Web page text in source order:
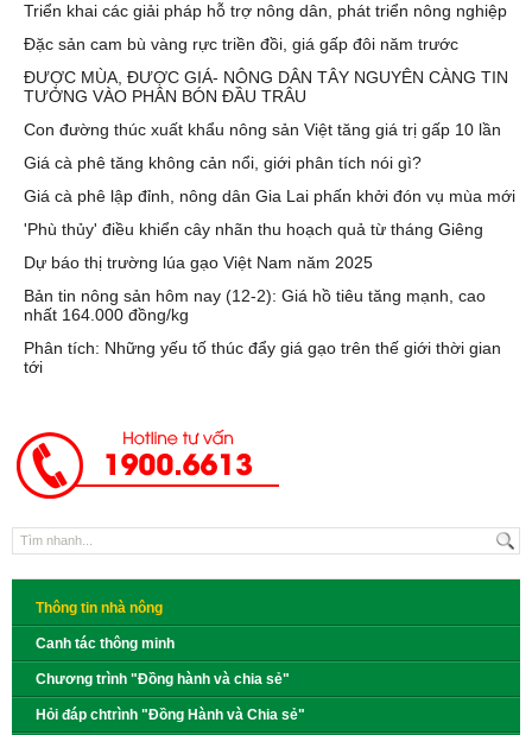
Triển khai các giải pháp hỗ trợ nông dân, phát triển nông nghiệp
Đặc sản cam bù vàng rực triền đồi, giá gấp đôi năm trước
ĐƯỢC MÙA, ĐƯỢC GIÁ- NÔNG DÂN TÂY NGUYÊN CÀNG TIN
TƯỞNG VÀO PHÂN BÓN ĐẦU TRÂU
Con đường thúc xuất khẩu nông sản Việt tăng giá trị gấp 10 lần
Giá cà phê tăng không cản nổi, giới phân tích nói gì?
Giá cà phê lập đỉnh, nông dân Gia Lai phấn khởi đón vụ mùa mới
'Phù thủy' điều khiển cây nhãn thu hoạch quả từ tháng Giêng
Dự báo thị trường lúa gạo Việt Nam năm 2025
Bản tin nông sản hôm nay (12-2): Giá hồ tiêu tăng mạnh, cao
nhất 164.000 đồng/kg
Phân tích: Những yếu tố thúc đẩy giá gạo trên thế giới thời gian
tới
Thông tin nhà nông
Canh tác thông minh
Chương trình "Đồng hành và chia sẻ"
Hỏi đáp chtrình "Đồng Hành và Chia sẻ"